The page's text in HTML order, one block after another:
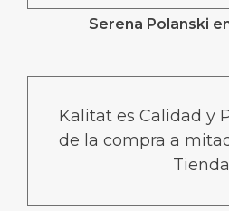
Serena Polanski
Kalitat es Calidad y
de la compra a